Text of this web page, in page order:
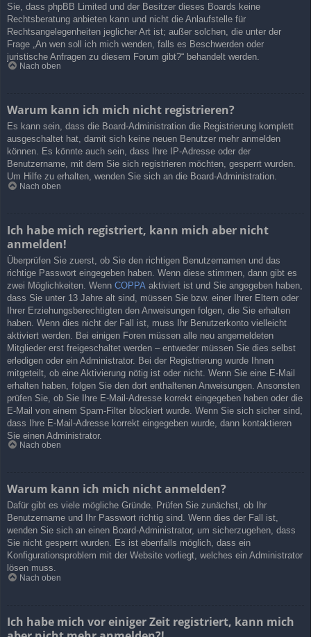
Sie, dass phpBB Limited und der Besitzer dieses Boards keine
Rechtsberatung anbieten kann und nicht die Anlaufstelle für
Rechtsangelegenheiten jeglicher Art ist; außer solchen, die unter der
Frage „An wen soll ich mich wenden, falls es Beschwerden oder
juristische Anfragen zu diesem Forum gibt?“ behandelt werden.
Nach oben
Warum kann ich mich nicht registrieren?
Es kann sein, dass die Board-Administration die Registrierung komplett
ausgeschaltet hat, damit sich keine neuen Benutzer mehr anmelden
können. Es könnte auch sein, dass Ihre IP-Adresse oder der
Benutzername, mit dem Sie sich registrieren möchten, gesperrt wurden.
Um Hilfe zu erhalten, wenden Sie sich an die Board-Administration.
Nach oben
Ich habe mich registriert, kann mich aber nicht
anmelden!
Überprüfen Sie zuerst, ob Sie den richtigen Benutzernamen und das
richtige Passwort eingegeben haben. Wenn diese stimmen, dann gibt es
zwei Möglichkeiten. Wenn COPPA aktiviert ist und Sie angegeben haben,
dass Sie unter 13 Jahre alt sind, müssen Sie bzw. einer Ihrer Eltern oder
Ihrer Erziehungsberechtigten den Anweisungen folgen, die Sie erhalten
haben. Wenn dies nicht der Fall ist, muss Ihr Benutzerkonto vielleicht
aktiviert werden. Bei einigen Foren müssen alle neu angemeldeten
Mitglieder erst freigeschaltet werden – entweder müssen Sie dies selbst
erledigen oder ein Administrator. Bei der Registrierung wurde Ihnen
mitgeteilt, ob eine Aktivierung nötig ist oder nicht. Wenn Sie eine E-Mail
erhalten haben, folgen Sie den dort enthaltenen Anweisungen. Ansonsten
prüfen Sie, ob Sie Ihre E-Mail-Adresse korrekt eingegeben haben oder die
E-Mail von einem Spam-Filter blockiert wurde. Wenn Sie sich sicher sind,
dass Ihre E-Mail-Adresse korrekt eingegeben wurde, dann kontaktieren
Sie einen Administrator.
Nach oben
Warum kann ich mich nicht anmelden?
Dafür gibt es viele mögliche Gründe. Prüfen Sie zunächst, ob Ihr
Benutzername und Ihr Passwort richtig sind. Wenn dies der Fall ist,
wenden Sie sich an einen Board-Administrator, um sicherzugehen, dass
Sie nicht gesperrt wurden. Es ist ebenfalls möglich, dass ein
Konfigurationsproblem mit der Website vorliegt, welches ein Administrator
lösen muss.
Nach oben
Ich habe mich vor einiger Zeit registriert, kann mich